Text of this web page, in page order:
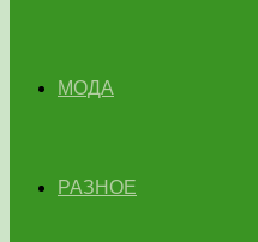
МОДА
РАЗНОЕ